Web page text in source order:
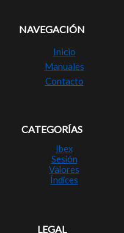
NAVEGACIÓN
Inicio
Manuales
Contacto
CATEGORÍAS
Ibex
Sesión
Valores
Índices
LEGAL